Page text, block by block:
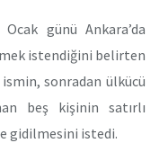
günü Ankara’da
istendiğini belirten
sonradan ülkücü
beş kişinin satırlı
gidilmesini istedi.